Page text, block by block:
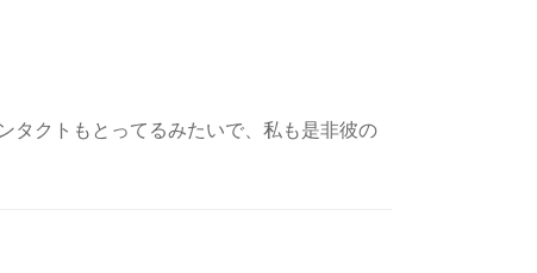
タクトもとってるみたいで、私も是非彼の